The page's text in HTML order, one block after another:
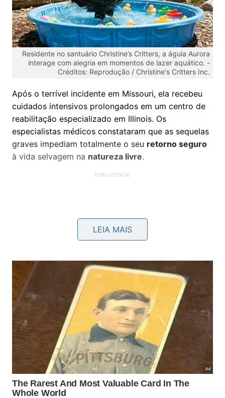
Residente no santuário Christine’s Critters, a águia Aurora
interage com alegria em momentos de lazer aquático. -
Créditos: Reprodução / Christine's Critters Inc.
Após o terrível incidente em Missouri, ela recebeu
cuidados intensivos prolongados em um centro de
reabilitação especializado em Illinois. Os
especialistas médicos constataram que as sequelas
graves impediam totalmente o seu retorno seguro
à vida selvagem na natureza livre.
Onde a águia reside
permanentemente nos dias de hoje?
Diante da impossibilidade de voar, Aurora aguardou
uma destinação definitiva por muito tempo até ser
acolhida calorosamente. Ela encontrou seu lar
LEIA MAIS